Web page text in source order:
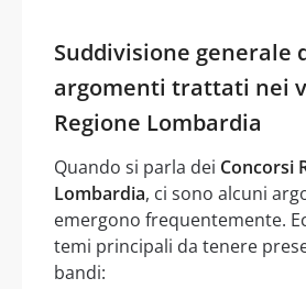
Suddivisione generale
argomenti trattati nei
Regione Lombardia
Quando si parla dei Concorsi
Lombardia, ci sono alcuni
emergono frequentemente.
temi principali da tenere
bandi: